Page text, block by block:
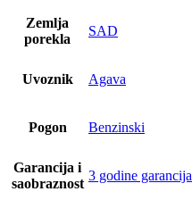
Zemlja
porekla
SAD
Uvoznik Agava
Pogon Benzinski
Garancija i
saobraznost
3 godine garancija